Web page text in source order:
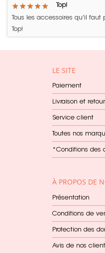
★ ★ ★ ★ ★
★ ★ ★ ★ ★ Top!
Tous les accessoires qu'il faut
Top!
LE SITE
Paiement
Livraison et
Service client
Toutes nos
*Conditions des
À PROPOS DE
Présentation
Conditions de
Protection des
Avis de nos